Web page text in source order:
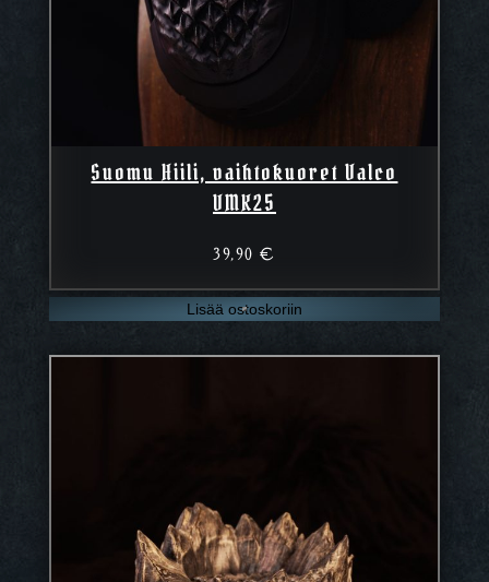
Suomu Hiili, vaihtokuoret Valco
VMK25
39,90€
Lisää ostoskoriin